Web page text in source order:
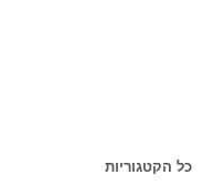
כל הקטגוריות